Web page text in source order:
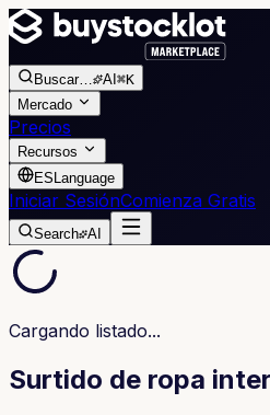
Buscar… AI ⌘K
Mercado
Precios
Recursos
ES Language
Iniciar SesiónComienza Gratis
Search AI
Cargando listado...
Surtido de ropa